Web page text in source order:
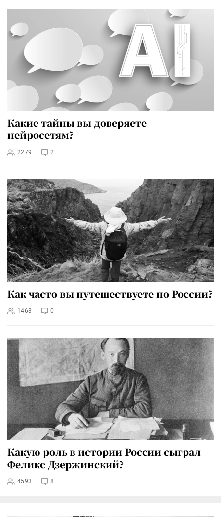
Какие тайны вы доверяете
нейросетям?
2279 2
Как часто вы путешествуете по России?
1463 0
Какую роль в истории России сыграл
Феликс Дзержинский?
4593 8